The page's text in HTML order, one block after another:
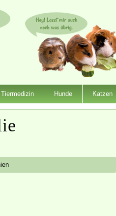
Hunde Katzen